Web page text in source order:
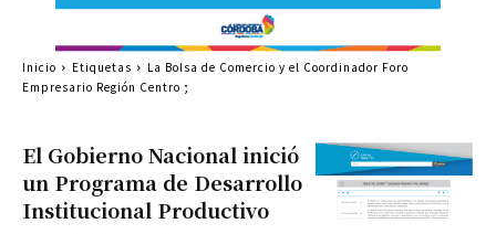
El Gobierno Nacional inició
un Programa de Desarrollo
Institucional Productivo
Inicio Etiquetas
La Bolsa de Comercio y el Coordinador Foro
Empresario Región Centro ;